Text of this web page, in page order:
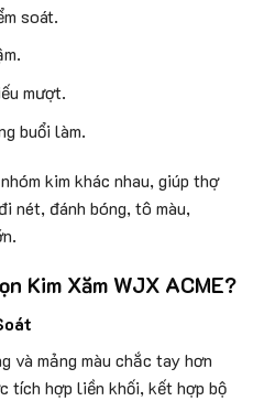
soát.
mượt.
buổi làm.
kim khác nhau, giúp thợ
nét, đánh bóng, tô màu,
Kim Xăm WJX ACME?
và mảng màu chắc tay hơn
tích hợp liền khối, kết hợp bộ